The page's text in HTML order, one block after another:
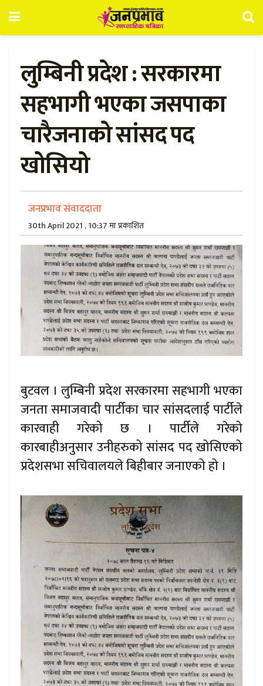
लुम्बिनी प्रदेश : सरकारमा
सहभागी भएका जसपाका
चारैजनाको सांसद पद
खोसियो
जनप्रभाव संवाददाता
30th April 2021 , 10:37 मा प्रकाशित
बुटवल । लुम्बिनी प्रदेश सरकारमा सहभागी भएका
जनता समाजवादी पार्टीका चार सांसदलाई पार्टीले
कारवाही गरेको छ । पार्टीले गरेको
कारबाहीअनुसार उनीहरुको सांसद पद खोसिएको
प्रदेशसभा सचिवालयले बिहीबार जनाएको हो ।